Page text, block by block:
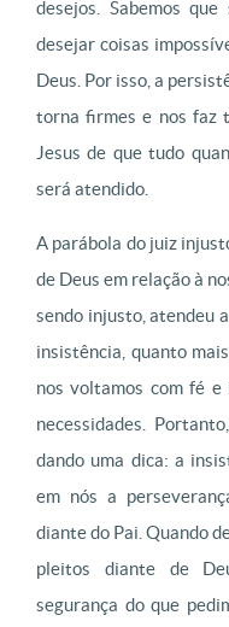
desejos. Sabemos
desejar coisas
Deus. Por isso, a
torna firmes e nos faz
Jesus de que tudo
será atendido.
A parábola do juiz
de Deus em relação à
sendo injusto, atendeu
insistência, quanto
nos voltamos com fé e
necessidades.
dando uma dica: a
em nós a
diante do Pai. Quando
pleitos diante de
segurança do que